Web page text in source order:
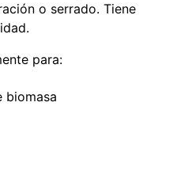
o serrado. Tiene
para:
biomasa